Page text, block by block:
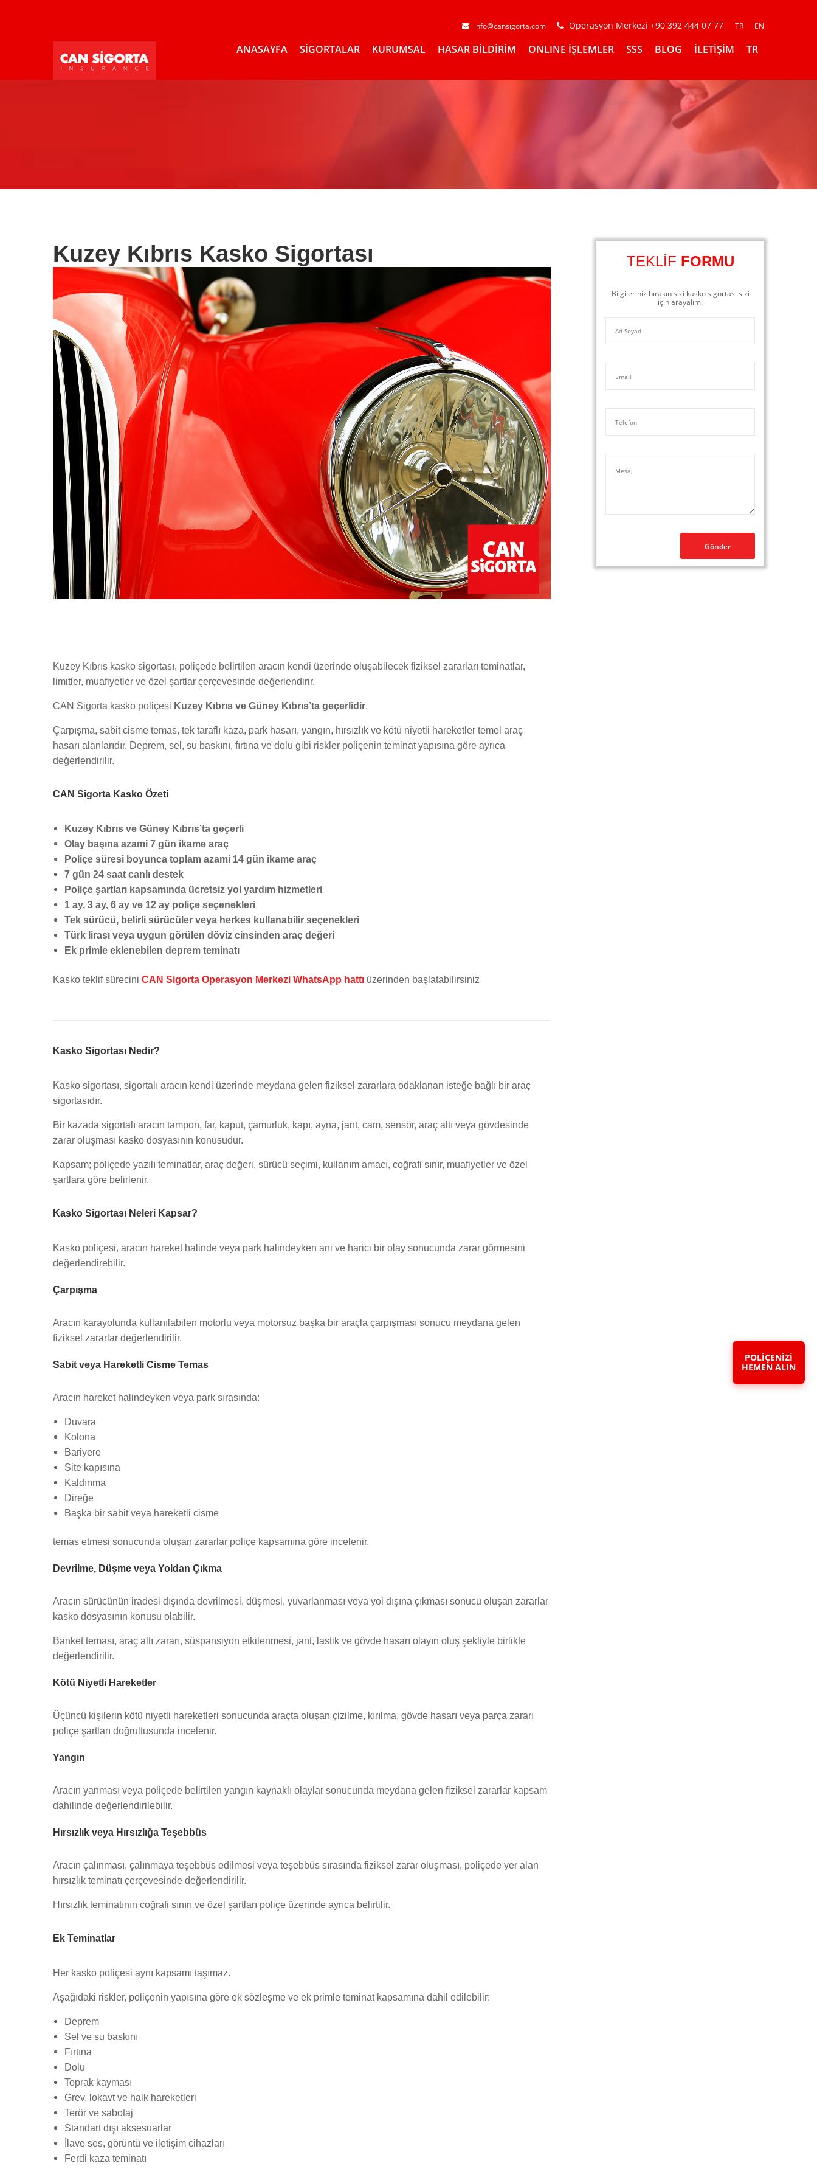
info@cansigorta.com Operasyon Merkezi +90 392 444 07 77 TR EN
ANASAYFA SİGORTALAR KURUMSAL HASAR BİLDİRİM ONLINE İŞLEMLER SSS BLOG İLETİŞİM TR
Kuzey Kıbrıs Kasko Sigortası
Kuzey Kıbrıs kasko sigortası, poliçede belirtilen aracın kendi üzerinde oluşabilecek fiziksel zararları teminatlar,
limitler, muafiyetler ve özel şartlar çerçevesinde değerlendirir.
CAN Sigorta kasko poliçesi Kuzey Kıbrıs ve Güney Kıbrıs’ta geçerlidir.
Çarpışma, sabit cisme temas, tek taraflı kaza, park hasarı, yangın, hırsızlık ve kötü niyetli hareketler temel araç
hasarı alanlarıdır. Deprem, sel, su baskını, fırtına ve dolu gibi riskler poliçenin teminat yapısına göre ayrıca
değerlendirilir.
CAN Sigorta Kasko Özeti
Kuzey Kıbrıs ve Güney Kıbrıs’ta geçerli
Olay başına azami 7 gün ikame araç
Poliçe süresi boyunca toplam azami 14 gün ikame araç
7 gün 24 saat canlı destek
Poliçe şartları kapsamında ücretsiz yol yardım hizmetleri
1 ay, 3 ay, 6 ay ve 12 ay poliçe seçenekleri
Tek sürücü, belirli sürücüler veya herkes kullanabilir seçenekleri
Türk lirası veya uygun görülen döviz cinsinden araç değeri
Ek primle eklenebilen deprem teminatı
Kasko teklif sürecini CAN Sigorta Operasyon Merkezi WhatsApp hattı üzerinden başlatabilirsiniz
Kasko Sigortası Nedir?
Kasko sigortası, sigortalı aracın kendi üzerinde meydana gelen fiziksel zararlara odaklanan isteğe bağlı bir araç
sigortasıdır.
Bir kazada sigortalı aracın tampon, far, kaput, çamurluk, kapı, ayna, jant, cam, sensör, araç altı veya gövdesinde
zarar oluşması kasko dosyasının konusudur.
Kapsam; poliçede yazılı teminatlar, araç değeri, sürücü seçimi, kullanım amacı, coğrafi sınır, muafiyetler ve özel
şartlara göre belirlenir.
Kasko Sigortası Neleri Kapsar?
Kasko poliçesi, aracın hareket halinde veya park halindeyken ani ve harici bir olay sonucunda zarar görmesini
değerlendirebilir.
Çarpışma
Aracın karayolunda kullanılabilen motorlu veya motorsuz başka bir araçla çarpışması sonucu meydana gelen
fiziksel zararlar değerlendirilir.
Sabit veya Hareketli Cisme Temas
Aracın hareket halindeyken veya park sırasında:
Duvara
Kolona
Bariyere
Site kapısına
Kaldırıma
Direğe
Başka bir sabit veya hareketli cisme
temas etmesi sonucunda oluşan zararlar poliçe kapsamına göre incelenir.
Devrilme, Düşme veya Yoldan Çıkma
Aracın sürücünün iradesi dışında devrilmesi, düşmesi, yuvarlanması veya yol dışına çıkması sonucu oluşan zararlar
kasko dosyasının konusu olabilir.
Banket teması, araç altı zararı, süspansiyon etkilenmesi, jant, lastik ve gövde hasarı olayın oluş şekliyle birlikte
değerlendirilir.
Kötü Niyetli Hareketler
Üçüncü kişilerin kötü niyetli hareketleri sonucunda araçta oluşan çizilme, kırılma, gövde hasarı veya parça zararı
poliçe şartları doğrultusunda incelenir.
Yangın
Aracın yanması veya poliçede belirtilen yangın kaynaklı olaylar sonucunda meydana gelen fiziksel zararlar kapsam
dahilinde değerlendirilebilir.
Hırsızlık veya Hırsızlığa Teşebbüs
Aracın çalınması, çalınmaya teşebbüs edilmesi veya teşebbüs sırasında fiziksel zarar oluşması, poliçede yer alan
hırsızlık teminatı çerçevesinde değerlendirilir.
Hırsızlık teminatının coğrafi sınırı ve özel şartları poliçe üzerinde ayrıca belirtilir.
Ek Teminatlar
Her kasko poliçesi aynı kapsamı taşımaz.
Aşağıdaki riskler, poliçenin yapısına göre ek sözleşme ve ek primle teminat kapsamına dahil edilebilir:
Deprem
Sel ve su baskını
Fırtına
Dolu
Toprak kayması
Grev, lokavt ve halk hareketleri
Terör ve sabotaj
Standart dışı aksesuarlar
İlave ses, görüntü ve iletişim cihazları
Ferdi kaza teminatı
TEKLİF FORMU
Bilgileriniz bırakın sizi kasko sigortası sizi
için arayalım.
POLİÇENİZİ
HEMEN ALIN